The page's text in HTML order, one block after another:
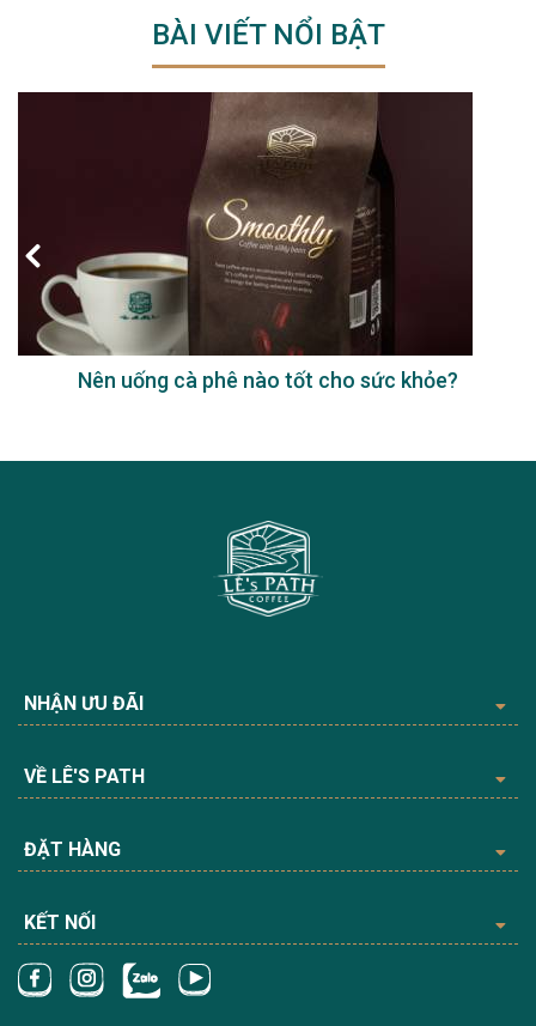
BÀI VIẾT NỔI BẬT
Nên uống cà phê nào tốt cho sức khỏe?
NHẬN ƯU ĐÃI
VỀ LÊ'S PATH
ĐẶT HÀNG
KẾT NỐI